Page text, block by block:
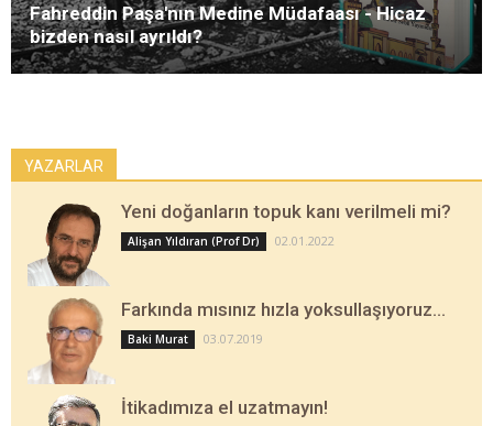
Fahreddin Paşa'nın Medine Müdafaası - Hicaz
bizden nasıl ayrıldı?
YAZARLAR
Yeni doğanların topuk kanı verilmeli mi?
Alişan Yıldıran (Prof Dr) 02.01.2022
Farkında mısınız hızla yoksullaşıyoruz…
Baki Murat 03.07.2019
İtikadımıza el uzatmayın!